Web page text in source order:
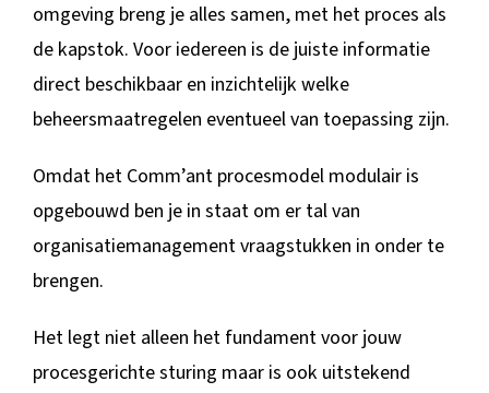
omgeving breng je alles samen, met het proces als
de kapstok. Voor iedereen is de juiste informatie
direct beschikbaar en inzichtelijk welke
beheersmaatregelen eventueel van toepassing zijn.
Omdat het Comm’ant procesmodel modulair is
opgebouwd ben je in staat om er tal van
organisatiemanagement vraagstukken in onder te
brengen.
Het legt niet alleen het fundament voor jouw
procesgerichte sturing maar is ook uitstekend